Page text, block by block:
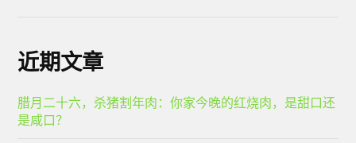
近期文章
腊月二十六，杀猪割年肉：你家今晚的红烧肉，是甜口还
是咸口？